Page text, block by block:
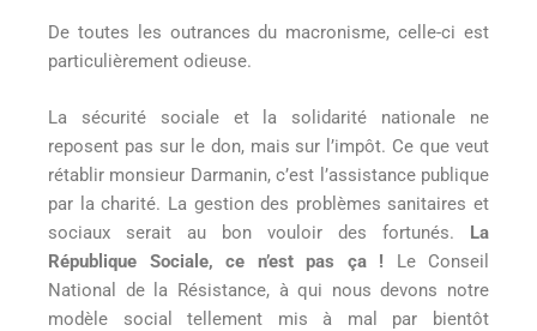
De toutes les outrances du macronisme, celle-ci est
particulièrement odieuse.
La sécurité sociale et la solidarité nationale ne
reposent pas sur le don, mais sur l’impôt. Ce que veut
rétablir monsieur Darmanin, c’est l’assistance publique
par la charité. La gestion des problèmes sanitaires et
sociaux serait au bon vouloir des fortunés. La
République Sociale, ce n’est pas ça ! Le Conseil
National de la Résistance, à qui nous devons notre
modèle social tellement mis à mal par bientôt